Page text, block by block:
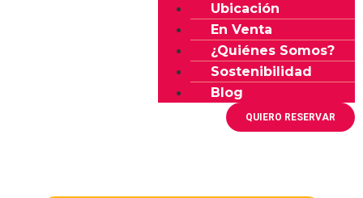
Ubicación
En Venta
¿Quiénes Somos?
Sostenibilidad
Blog
QUIERO RESERVAR